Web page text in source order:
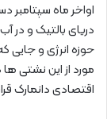
اواخر ماه سپتامبر
دریای بالتیک و در
حوزه انرژی و جایی
مورد از این نشتی
اقتصادی دانمارک